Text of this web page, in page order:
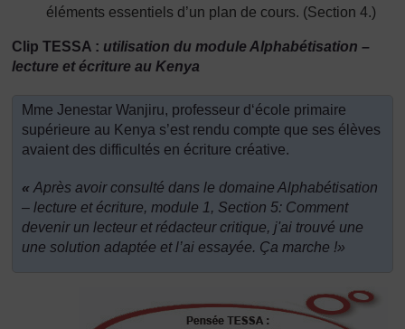
éléments essentiels d’un plan de cours. (Section 4.)
Clip TESSA : utilisation du module Alphabétisation –
lecture et écriture au Kenya
Mme Jenestar Wanjiru, professeur d‘école primaire
supérieure au Kenya s’est rendu compte que ses élèves
avaient des difficultés en écriture créative.
« Après avoir consulté dans le domaine Alphabétisation
– lecture et écriture, module 1, Section 5: Comment
devenir un lecteur et rédacteur critique, j'ai trouvé une
une solution adaptée et l’ai essayée. Ça marche !»